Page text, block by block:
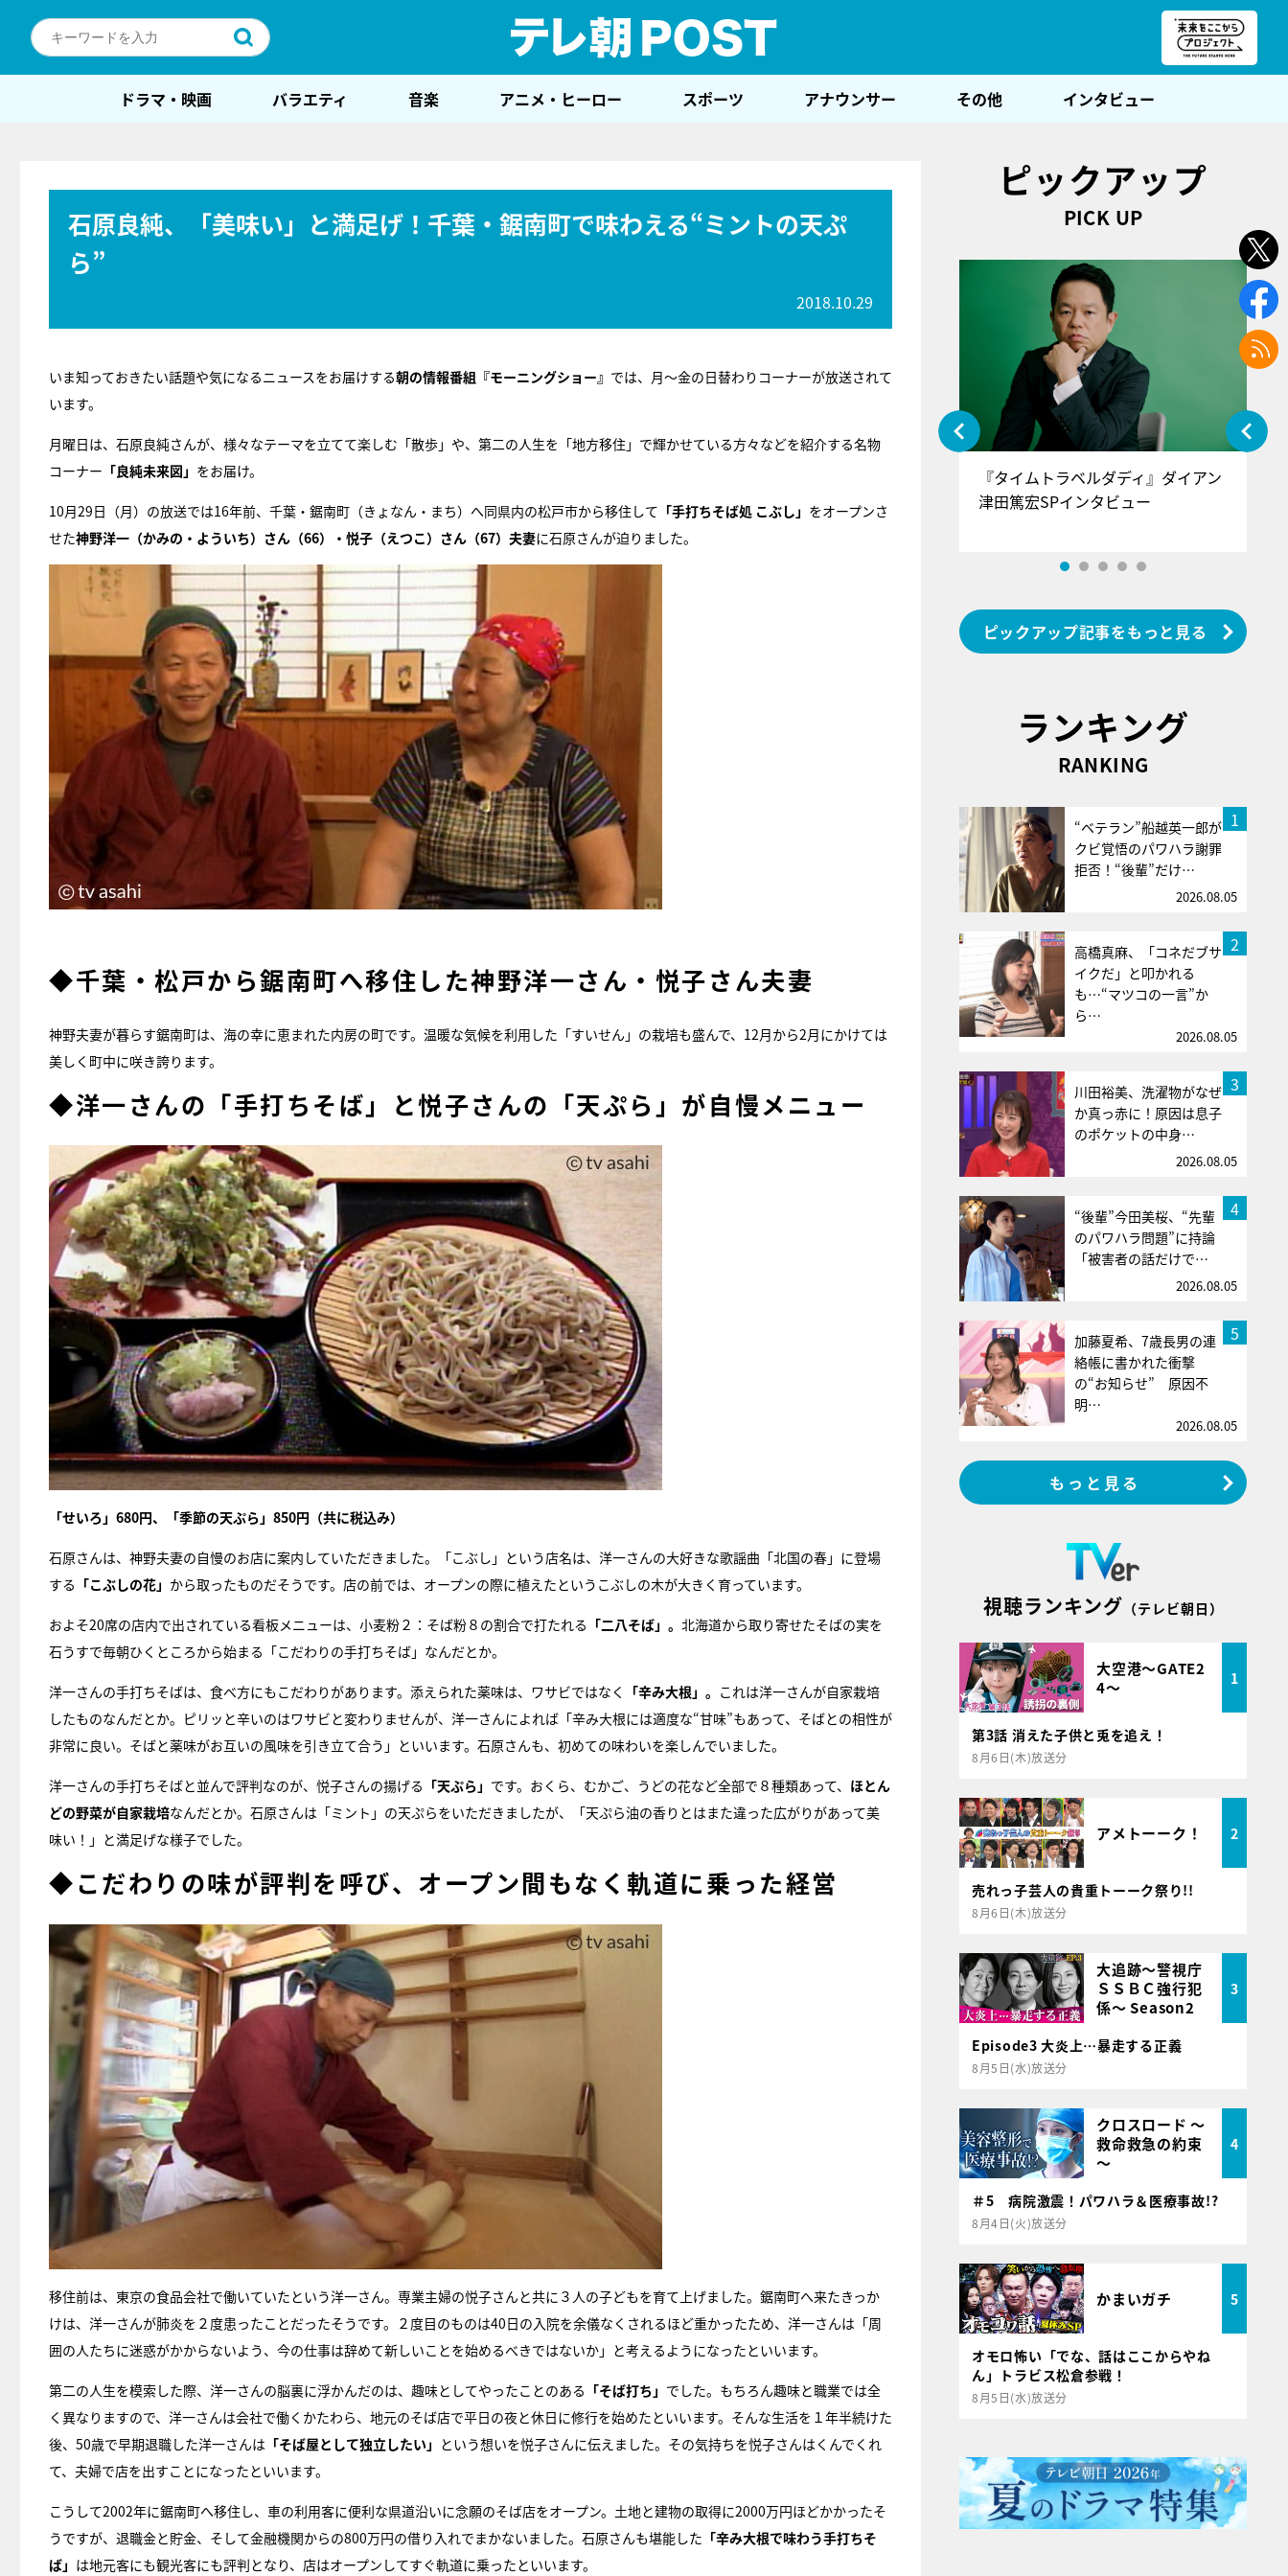
ドラマ・映画 バラエティ 音楽 アニメ・ヒーロー スポーツ アナウンサー その他 インタビュー
石原良純、「美味い」と満足げ！千葉・鋸南町で味わえる“ミントの天ぷ
ら”
2018.10.29
いま知っておきたい話題や気になるニュースをお届けする朝の情報番組『モーニングショー』 では、月～金の日替わりコーナーが放送されて
います。
月曜日は、石原良純さんが、様々なテーマを立てて楽しむ「散歩」や、第二の人生を「地方移住」で輝かせている方々などを紹介する名物
コーナー 「良純未来図」 をお届け。
10月29日（月）の放送では16年前、千葉・鋸南町（きょなん・まち）へ同県内の松戸市から移住して 「手打ちそば処 こぶし」 をオープンさ
せた神野洋一（かみの・よういち）さん（66）・悦子（えつこ）さん（67）夫妻に石原さんが迫りました。
◆千葉・松戸から鋸南町へ移住した神野洋一さん・悦子さん夫妻
神野夫妻が暮らす鋸南町は、海の幸に恵まれた内房の町です。温暖な気候を利用した「すいせん」の栽培も盛んで、12月から2月にかけては
美しく町中に咲き誇ります。
◆洋一さんの「手打ちそば」と悦子さんの「天ぷら」が自慢メニュー
「せいろ」680円、「季節の天ぷら」850円（共に税込み）
石原さんは、神野夫妻の自慢のお店に案内していただきました。「こぶし」という店名は、洋一さんの大好きな歌謡曲「北国の春」に登場
する 「こぶしの花」 から取ったものだそうです。店の前では、オープンの際に植えたというこぶしの木が大きく育っています。
およそ20席の店内で出されている看板メニューは、小麦粉２：そば粉８の割合で打たれる 「二八そば」。 北海道から取り寄せたそばの実を
石うすで毎朝ひくところから始まる「こだわりの手打ちそば」なんだとか。
洋一さんの手打ちそばは、食べ方にもこだわりがあります。添えられた薬味は、ワサビではなく 「辛み大根」。 これは洋一さんが自家栽培
したものなんだとか。ピリッと辛いのはワサビと変わりませんが、洋一さんによれば「辛み大根には適度な“甘味”もあって、そばとの相性が
非常に良い。そばと薬味がお互いの風味を引き立て合う」といいます。石原さんも、初めての味わいを楽しんでいました。
洋一さんの手打ちそばと並んで評判なのが、悦子さんの揚げる 「天ぷら」 です。おくら、むかご、うどの花など全部で８種類あって、 ほとん
どの野菜が自家栽培なんだとか。石原さんは「ミント」の天ぷらをいただきましたが、「天ぷら油の香りとはまた違った広がりがあって美
味い！」と満足げな様子でした。
◆こだわりの味が評判を呼び、オープン間もなく軌道に乗った経営
移住前は、東京の食品会社で働いていたという洋一さん。専業主婦の悦子さんと共に３人の子どもを育て上げました。鋸南町へ来たきっか
けは、洋一さんが肺炎を２度患ったことだったそうです。２度目のものは40日の入院を余儀なくされるほど重かったため、洋一さんは「周
囲の人たちに迷惑がかからないよう、今の仕事は辞めて新しいことを始めるべきではないか」と考えるようになったといいます。
第二の人生を模索した際、洋一さんの脳裏に浮かんだのは、趣味としてやったことのある 「そば打ち」 でした。もちろん趣味と職業では全
く異なりますので、洋一さんは会社で働くかたわら、地元のそば店で平日の夜と休日に修行を始めたといいます。そんな生活を１年半続けた
後、50歳で早期退職した洋一さんは 「そば屋として独立したい」 という想いを悦子さんに伝えました。その気持ちを悦子さんはくんでくれ
て、夫婦で店を出すことになったといいます。
こうして2002年に鋸南町へ移住し、車の利用客に便利な県道沿いに念願のそば店をオープン。土地と建物の取得に2000万円ほどかかったそ
うですが、退職金と貯金、そして金融機関からの800万円の借り入れでまかないました。石原さんも堪能した 「辛み大根で味わう手打ちそ
ば」 は地元客にも観光客にも評判となり、店はオープンしてすぐ軌道に乗ったといいます。
ピックアップ
PICK UP
E齋藤樹愛羅＆佐々木舞香SPインタ
ビュー
『タイムトラベルダディ』ダイアン
津田篤宏SPインタビュー
ピックアップ記事をもっと見る
ランキング
RANKING
1
“ベテラン”船越英一郎が
クビ覚悟のパワハラ謝罪
拒否！“後輩”だけ…
2026.08.05
2
高橋真麻、「コネだブサ
イクだ」と叩かれる
も…“マツコの一言”か
ら…
2026.08.05
3
川田裕美、洗濯物がなぜ
か真っ赤に！原因は息子
のポケットの中身…
2026.08.05
4
“後輩”今田美桜、“先輩
のパワハラ問題”に持論
「被害者の話だけで…
2026.08.05
5
加藤夏希、7歳長男の連
絡帳に書かれた衝撃
の“お知らせ” 原因不
明…
2026.08.05
もっと見る
視聴ランキング （テレビ朝日）
大空港～GATE2
4～
1
第3話 消えた子供と兎を追え！
8月6日(木)放送分
アメトーーク！ 2
売れっ子芸人の貴重トーーク祭り!!
8月6日(木)放送分
大追跡～警視庁
ＳＳＢＣ強行犯
係～ Season2
3
Episode3 大炎上…暴走する正義
8月5日(水)放送分
クロスロード ～
救命救急の約束
～
4
＃5 病院激震！パワハラ＆医療事故!?
8月4日(火)放送分
かまいガチ 5
オモロ怖い「でな、話はここからやね
ん」トラビス松倉参戦！
8月5日(水)放送分